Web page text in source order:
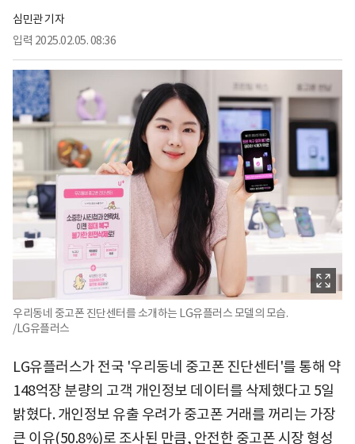
심민관 기자
입력 2025.02.05. 08:36
우리동네 중고폰 진단센터를 소개하는 LG유플러스 모델의 모습.
/LG유플러스
LG유플러스가 전국 '우리동네 중고폰 진단센터'를 통해 약
148억장 분량의 고객 개인정보 데이터를 삭제했다고 5일
밝혔다. 개인정보 유출 우려가 중고폰 거래를 꺼리는 가장
큰 이유(50.8%)로 조사된 만큼, 안전한 중고폰 시장 형성